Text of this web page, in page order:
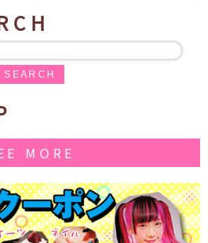
SEARCH
MORE